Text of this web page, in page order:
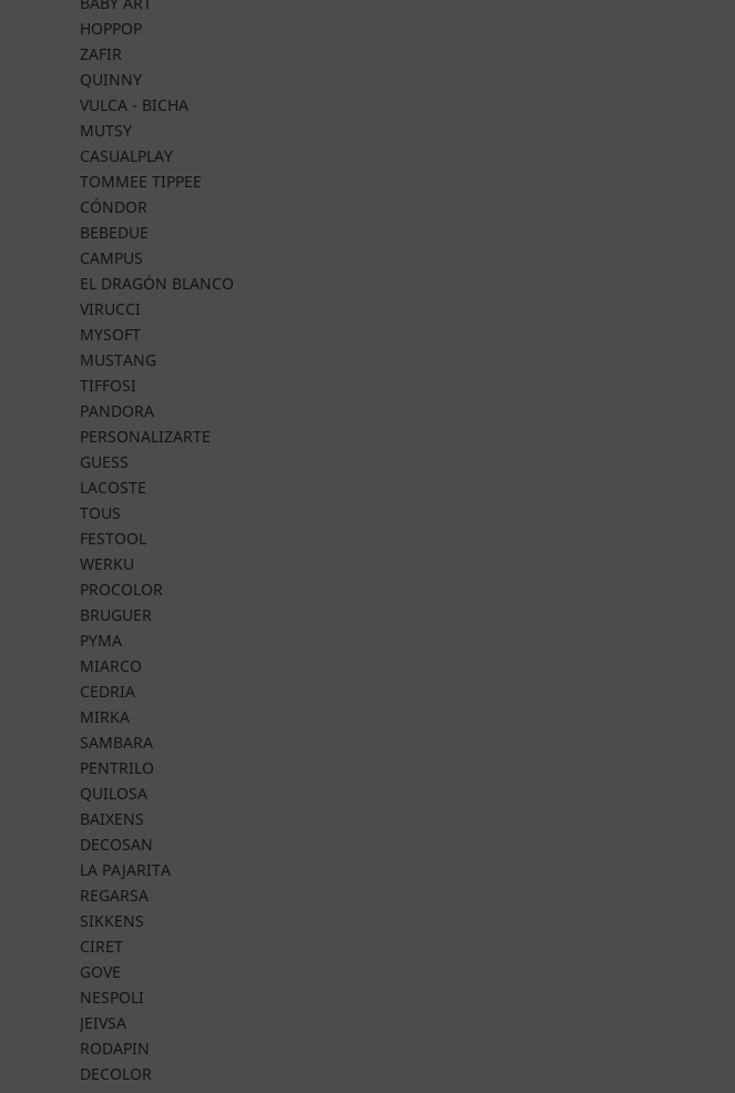
HOPPOP
ZAFIR
QUINNY
VULCA - BICHA
MUTSY
CASUALPLAY
TOMMEE TIPPEE
CÓNDOR
BEBEDUE
CAMPUS
EL DRAGÓN BLANCO
VIRUCCI
MYSOFT
MUSTANG
TIFFOSI
PANDORA
PERSONALIZARTE
GUESS
LACOSTE
TOUS
FESTOOL
WERKU
PROCOLOR
BRUGUER
PYMA
MIARCO
CEDRIA
MIRKA
SAMBARA
PENTRILO
QUILOSA
BAIXENS
DECOSAN
LA PAJARITA
REGARSA
SIKKENS
CIRET
GOVE
NESPOLI
JEIVSA
RODAPIN
DECOLOR